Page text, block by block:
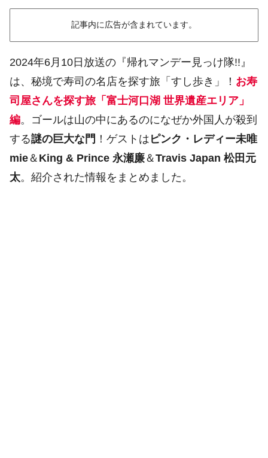
記事内に広告が含まれています。
2024年6月10日放送の『帰れマンデー見っけ隊!!』
は、秘境で寿司の名店を探す旅「すし歩き」！ お寿
司屋さんを探す旅「富士河口湖 世界遺産エリア」
編。ゴールは山の中にあるのになぜか外国人が殺到
する謎の巨大な門 ！ゲストは ピンク・レディー未唯
mie＆ King & Prince 永瀬廉＆Travis Japan 松田元
太。紹介された情報をまとめました。